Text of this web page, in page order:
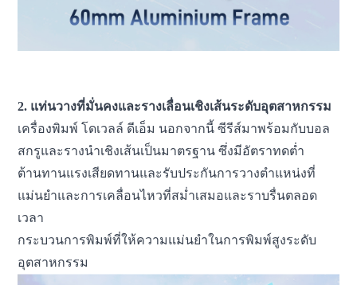
2. แท่นวางที่มั่นคงและรางเลื่อนเชิงเส้นระดับอุตสาหกรรม
เครื่องพิมพ์ โดเวลล์ ดีเอ็ม นอกจากนี้ ซีรีส์มาพร้อมกับบอล
สกรูและรางนำเชิงเส้นเป็นมาตรฐาน ซึ่งมีอัตราทดต่ำ
ต้านทานแรงเสียดทานและรับประกันการวางตำแหน่งที่
แม่นยำและการเคลื่อนไหวที่สม่ำเสมอและราบรื่นตลอด
เวลา
กระบวนการพิมพ์ที่ให้ความแม่นยำในการพิมพ์สูงระดับ
อุตสาหกรรม